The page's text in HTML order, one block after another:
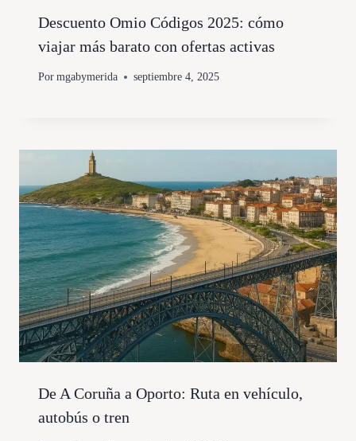
Descuento Omio Códigos 2025: cómo
viajar más barato con ofertas activas
Por mgabymerida septiembre 4, 2025
De A Coruña a Oporto: Ruta en vehículo,
autobús o tren